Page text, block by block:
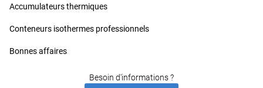
Accumulateurs thermiques
Conteneurs isothermes professionnels
Bonnes affaires
Besoin d'informations ?